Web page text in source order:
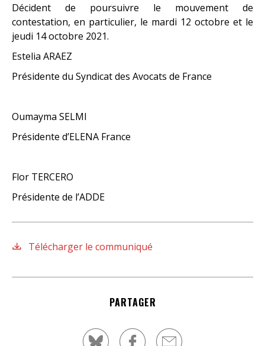
Décident de poursuivre le mouvement de
contestation, en particulier, le mardi 12 octobre et le
jeudi 14 octobre 2021.
Estelia ARAEZ
Présidente du Syndicat des Avocats de France
Oumayma SELMI
Présidente d’ELENA France
Flor TERCERO
Présidente de l’ADDE
Télécharger le communiqué
PARTAGER